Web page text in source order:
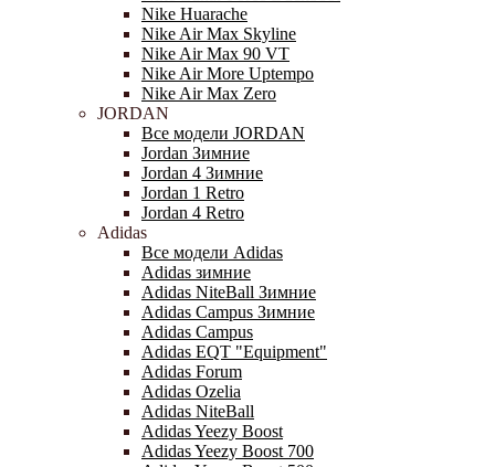
Nike Huarache
Nike Air Max Skyline
Nike Air Max 90 VT
Nike Air More Uptempo
Nike Air Max Zero
JORDAN
Все модели JORDAN
Jordan Зимние
Jordan 4 Зимние
Jordan 1 Retro
Jordan 4 Retro
Adidas
Все модели Adidas
Adidas зимние
Adidas NiteBall Зимние
Adidas Campus Зимние
Adidas Campus
Adidas EQT "Equipment"
Adidas Forum
Adidas Ozelia
Adidas NiteBall
Adidas Yeezy Boost
Adidas Yeezy Boost 700